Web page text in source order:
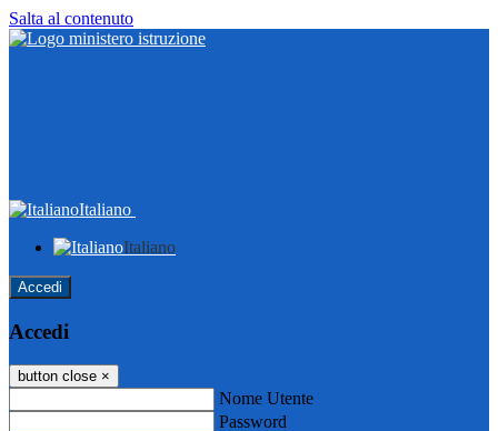
Salta al contenuto
Italiano
Italiano
Accedi
Accedi
button close ×
Nome Utente
Password